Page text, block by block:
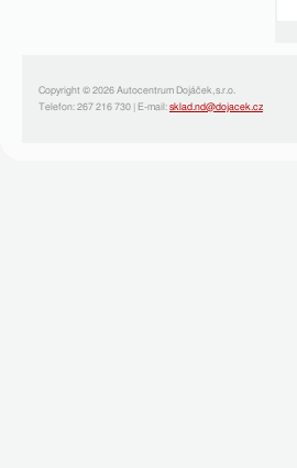
Copyright © 2026 Autocentrum Dojáček,s.r.o.
Telefon: 267 216 730 | E-mail: sklad.nd@dojacek.cz